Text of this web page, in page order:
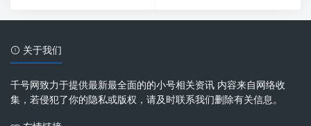
关于我们
千号网致力于提供最新最全面的的小号相关资讯 内容来自网络收
集，若侵犯了你的隐私或版权，请及时联系我们删除有关信息。